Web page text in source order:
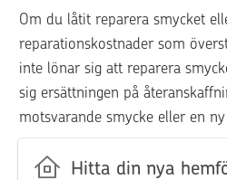
Om du låtit reparera smycket
reparationskostnader som
inte lönar sig att reparera
sig ersättningen på
motsvarande smycke eller en
Hitta din nya